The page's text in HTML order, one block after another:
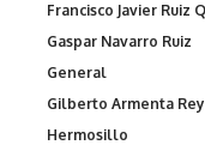
Francisco Javier Ruiz
Gaspar Navarro Ruiz
General
Gilberto Armenta
Hermosillo